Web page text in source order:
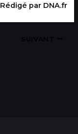
Rédigé par DNA.fr